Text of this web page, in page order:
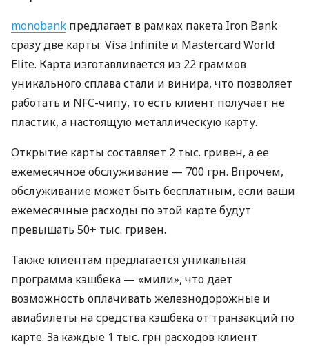
monobank предлагает в рамках пакета Iron Bank
сразу две карты: Visa Infinite и Mastercard World
Elite. Карта изготавливается из 22 граммов
уникального сплава стали и винира, что позволяет
работать и NFC-чипу, то есть клиент получает не
пластик, а настоящую металлическую карту.
Открытие карты составляет 2 тыс. гривен, а ее
ежемесячное обслуживание — 700 грн. Впрочем,
обслуживание может быть бесплатным, если ваши
ежемесячные расходы по этой карте будут
превышать 50+ тыс. гривен.
Также клиентам предлагается уникальная
программа кэшбека — «мили», что дает
возможность оплачивать железнодорожные и
авиабилеты на средства кэшбека от транзакций по
карте. За каждые 1 тыс. грн расходов клиент